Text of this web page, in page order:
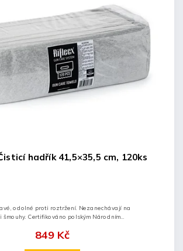
hadřík 41,5×35,5 cm, 120ks
849 Kč
odolné proti roztržení. Nezanechávají na
šmouhy. Certifikováno polským Národním